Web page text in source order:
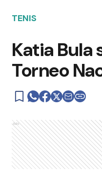
TENIS
Katia Bula
Torneo
Ads